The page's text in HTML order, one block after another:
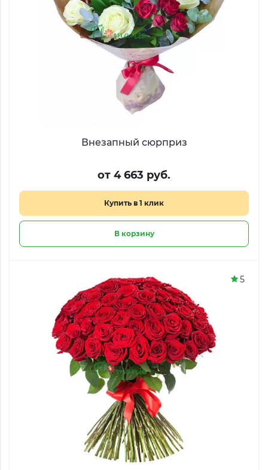
Внезапный сюрприз
от 4 663 руб.
Купить в 1 клик
В корзину
5